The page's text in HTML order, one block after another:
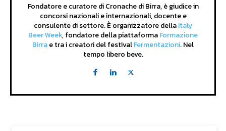
Fondatore e curatore di Cronache di Birra, è giudice in
concorsi nazionali e internazionali, docente e
consulente di settore. È organizzatore dellaItaly
Beer Week, fondatore della piattaformaFormazione
Birrae tra i creatori del festivalFermentazioni. Nel
tempo libero beve.